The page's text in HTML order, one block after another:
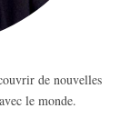
de nouvelles
le monde.